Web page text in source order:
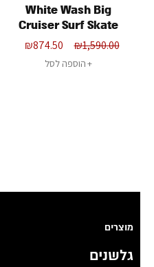
White Wash Big
Cruiser Surf Skate
32"₪1,590.00
₪874.50
הוספה לסל
מוצרים
גלשנים